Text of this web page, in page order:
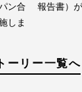
ン合
しま
報告書）
ーリー一覧へ